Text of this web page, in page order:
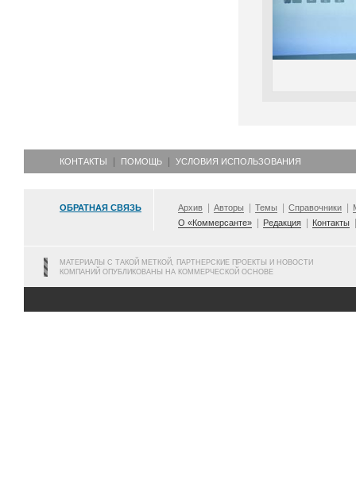
КОНТАКТЫ ПОМОЩЬ УСЛОВИЯ ИСПОЛЬЗОВАНИЯ
ОБРАТНАЯ СВЯЗЬ Архив Авторы Темы Справочники
О «Коммерсанте»
Редакция Контакты
МАТЕРИАЛЫ С ТАКОЙ МЕТКОЙ, ПАРТНЕРСКИЕ ПРОЕКТЫ И НОВОСТИ
КОМПАНИЙ ОПУБЛИКОВАНЫ НА КОММЕРЧЕСКОЙ ОСНОВЕ